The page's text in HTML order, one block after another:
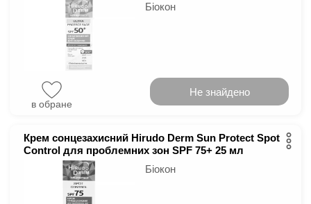
Біокон
в обране
Не знайдено
Крем сонцезахисний Hirudo Derm Sun Protect Spot
Control для проблемних зон SPF 75+ 25 мл
Біокон